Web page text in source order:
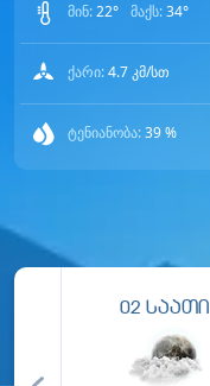
მინ:22° მაქს:34°
ქარი:4.7კმ/სთ
ტენიანობა:39%
02 საათი